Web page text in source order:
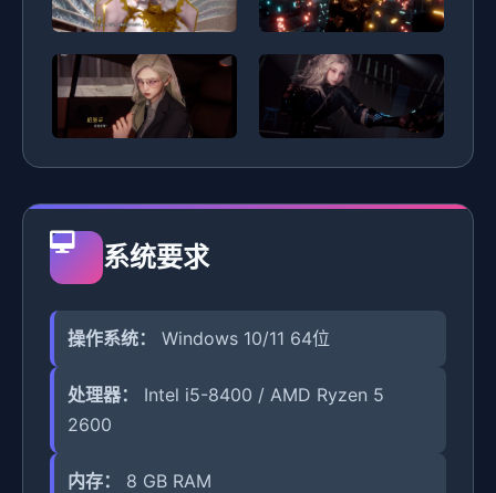
系统要求
操作系统： Windows 10/11 64位
处理器：
Intel i5-8400 / AMD Ryzen 5
2600
内存： 8 GB RAM